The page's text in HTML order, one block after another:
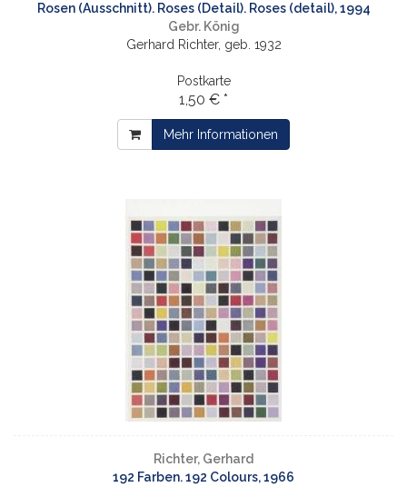
Rosen (Ausschnitt). Roses (Detail). Roses (detail), 1994
Gebr. König
Gerhard Richter, geb. 1932
Postkarte
1,50 € *
Mehr Informationen
Richter, Gerhard
192 Farben. 192 Colours, 1966